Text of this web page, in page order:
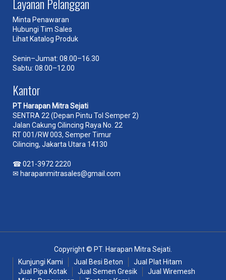
Minta Penawaran
Hubungi Tim Sales
Lihat Katalog Produk
Senin–Jumat: 08.00–16.30
Sabtu: 08.00–12.00
Kantor
PT Harapan Mitra Sejati
SENTRA 22 (Depan Pintu Tol Semper 2)
Jalan Cakung Cilincing Raya No. 22
RT 001/RW 003, Semper Timur
Cilincing, Jakarta Utara 14130
☎021-3972 2220
✉ harapanmitrasales@gmail.com
Copyright © PT. Harapan Mitra Sejati.
Kunjungi Kami
Jual Besi Beton
Jual Plat Hitam
Jual Pipa Kotak
Jual Semen Gresik
Jual Wiremesh